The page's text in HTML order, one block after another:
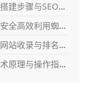
SEO优化实战指南
蛛池提升网站权重？
排名的实战指南
南（2024最新版）